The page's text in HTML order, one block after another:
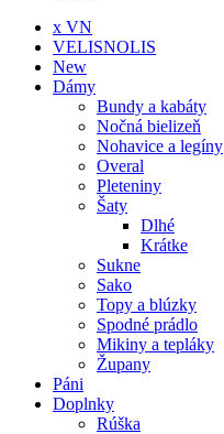
x VN
VELISNOLIS
New
Dámy
Bundy a kabáty
Nočná bielizeň
Nohavice a legíny
Overal
Pleteniny
Šaty
Dlhé
Krátke
Sukne
Sako
Topy a blúzky
Spodné prádlo
Mikiny a tepláky
Župany
Páni
Doplnky
Rúška